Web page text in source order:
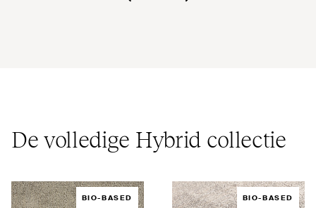
De volledige Hybrid collectie
BIO-BASED BIO-BASED